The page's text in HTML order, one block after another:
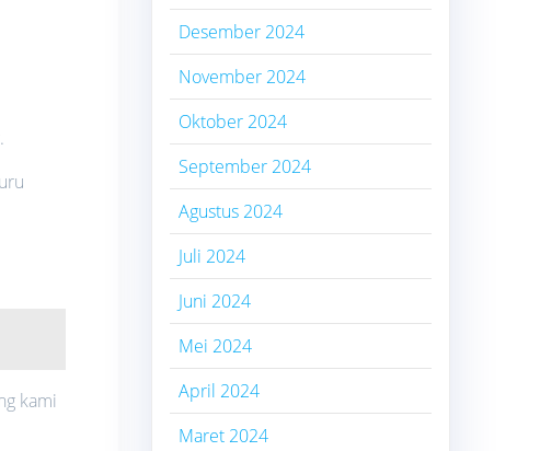
kami
Desember 2024
November 2024
Oktober 2024
September 2024
Agustus 2024
Juli 2024
Juni 2024
Mei 2024
April 2024
Maret 2024